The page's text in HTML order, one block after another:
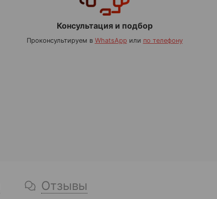
Консультация и подбор
Проконсультируем в WhatsApp или по телефону
Отзывы